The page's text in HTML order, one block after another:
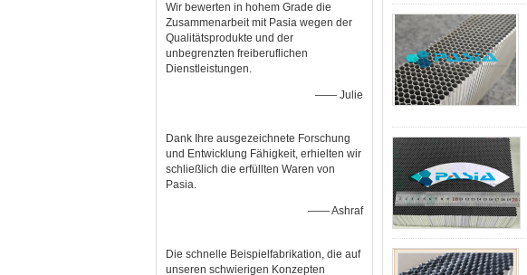
Wir bewerten in hohem Grade die
Zusammenarbeit mit Pasia wegen der
Qualitätsprodukte und der
unbegrenzten freiberuflichen
Dienstleistungen.
—— Julie
Dank Ihre ausgezeichnete Forschung
und Entwicklung Fähigkeit, erhielten wir
schließlich die erfüllten Waren von
Pasia.
—— Ashraf
Die schnelle Beispielfabrikation, die auf
unseren schwierigen Konzepten